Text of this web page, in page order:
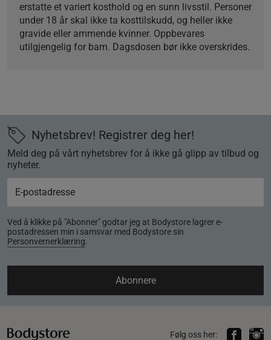
erstatte et variert kosthold og en sunn livsstil. Personer
under 18 år skal ikke ta kosttilskudd, og heller ikke
gravide eller ammende kvinner. Oppbevares
utilgjengelig for barn. Dagsdosen bør ikke overskrides.
Nyhetsbrev! Registrer deg her!
Meld deg på vårt nyhetsbrev for å ikke gå glipp av tilbud og
nyheter.
Ved å klikke på "Abonner" godtar jeg at Bodystore lagrer e-
postadressen min i samsvar med Bodystore sin
Personvernerklæring.
Abonnere
Følg oss her: